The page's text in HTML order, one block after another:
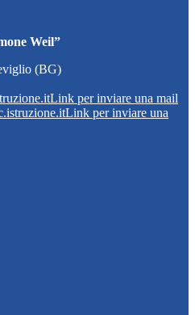
Weil”
(BG)
Link per inviare una mail
Link per inviare una